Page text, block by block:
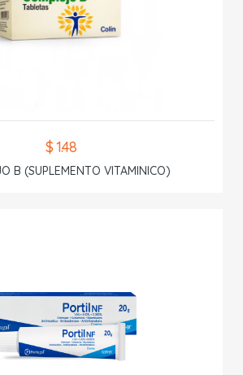
$ 1.48
B (SUPLEMENTO VITAMINICO)